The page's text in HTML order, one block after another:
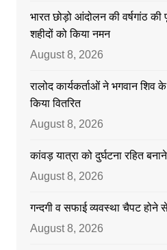
भारत छोड़ो आंदोलन की वर्षगांठ की
शहीदों को किया नमन
August 8, 2026
रालोद कार्यकर्ताओं ने भगवान
किया वितरित
August 8, 2026
कांवड़ यात्रा को दुर्घटना रहित
August 8, 2026
गन्दगी व सफाई व्यवस्था चैपट होने से
August 8, 2026